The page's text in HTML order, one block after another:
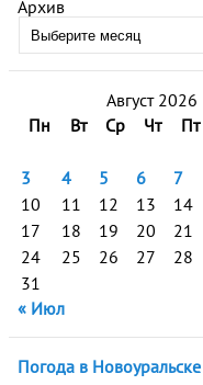
Архив
Август 2026
Пн
Вт Ср Чт Пт
3
4 5 6 7
10
11 12 13 14
17
18 19 20 21
24
25 26 27 28
31
« Июл
Погода в Новоуральске